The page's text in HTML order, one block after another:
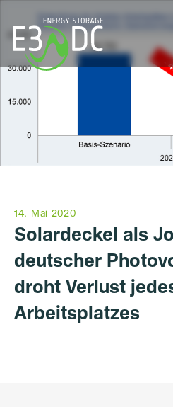
14. Mai 2020
Solardeckel als
deutscher
droht Verlust
Arbeitsplatzes